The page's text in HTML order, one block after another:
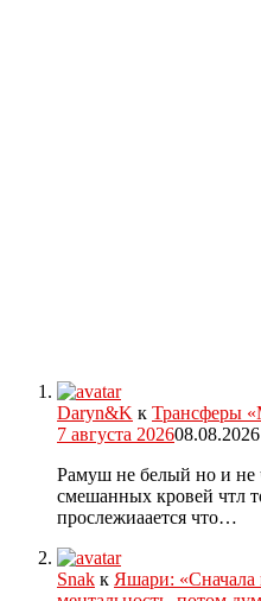
Daryn&K к Трансферы
7 августа 202608.08.2026
Рамуш не белый но и
смешанных кровей чтл
прослежиаается что…
Snak к Яшари: «Сначала